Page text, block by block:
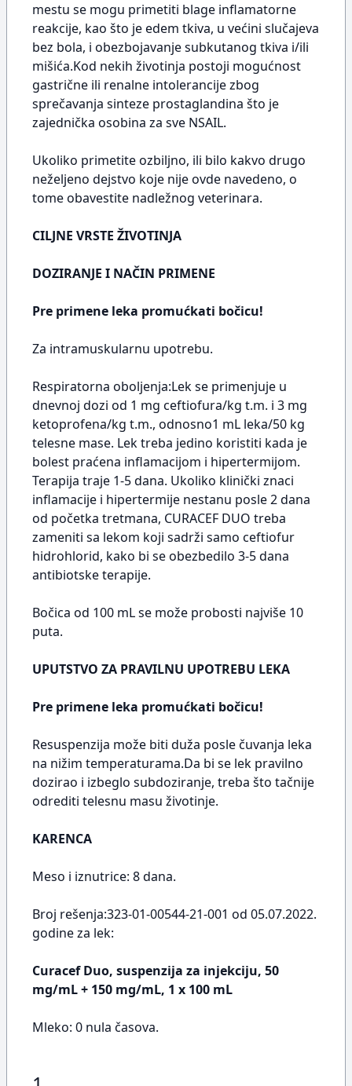
mestu se mogu primetiti blage inflamatorne
reakcije, kao što je edem tkiva, u većini slučajeva
bez bola, i obezbojavanje subkutanog tkiva i/ili
mišića.Kod nekih životinja postoji mogućnost
gastrične ili renalne intolerancije zbog
sprečavanja sinteze prostaglandina što je
zajednička osobina za sve NSAIL.
Ukoliko primetite ozbiljno, ili bilo kakvo drugo
neželjeno dejstvo koje nije ovde navedeno, o
tome obavestite nadležnog veterinara.
CILJNE VRSTE ŽIVOTINJA
DOZIRANJE I NAČIN PRIMENE
Pre primene leka promućkati bočicu!
Za intramuskularnu upotrebu.
Respiratorna oboljenja:Lek se primenjuje u
dnevnoj dozi od 1 mg ceftiofura/kg t.m. i 3 mg
ketoprofena/kg t.m., odnosno1 mL leka/50 kg
telesne mase. Lek treba jedino koristiti kada je
bolest praćena inflamacijom i hipertermijom.
Terapija traje 1-5 dana. Ukoliko klinički znaci
inflamacije i hipertermije nestanu posle 2 dana
od početka tretmana, CURACEF DUO treba
zameniti sa lekom koji sadrži samo ceftiofur
hidrohlorid, kako bi se obezbedilo 3-5 dana
antibiotske terapije.
Bočica od 100 mL se može probosti najviše 10
puta.
UPUTSTVO ZA PRAVILNU UPOTREBU LEKA
Pre primene leka promućkati bočicu!
Resuspenzija može biti duža posle čuvanja leka
na nižim temperaturama.Da bi se lek pravilno
dozirao i izbeglo subdoziranje, treba što tačnije
odrediti telesnu masu životinje.
KARENCA
Meso i iznutrice: 8 dana.
Broj rešenja:323-01-00544-21-001 od 05.07.2022.
godine za lek:
Curacef Duo, suspenzija za injekciju, 50
mg/mL + 150 mg/mL, 1 x 100 mL
Mleko: 0 nula časova.